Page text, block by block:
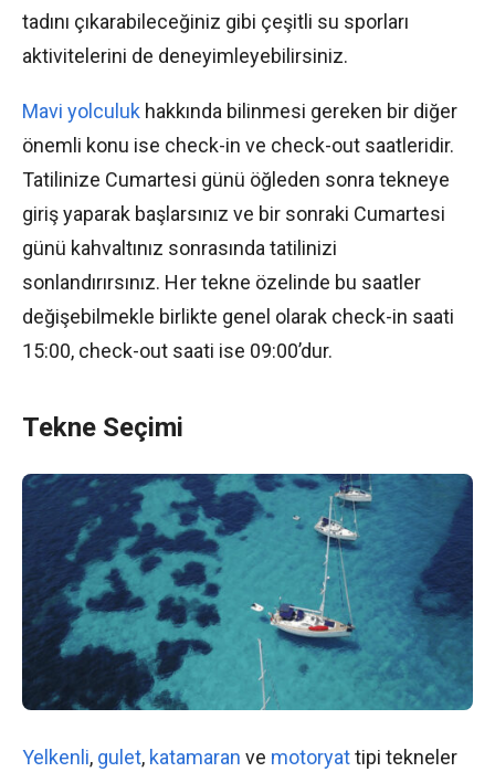
tadını çıkarabileceğiniz gibi çeşitli su sporları
aktivitelerini de deneyimleyebilirsiniz.
Mavi yolculuk hakkında bilinmesi gereken bir diğer
önemli konu ise check-in ve check-out saatleridir.
Tatilinize Cumartesi günü öğleden sonra tekneye
giriş yaparak başlarsınız ve bir sonraki Cumartesi
günü kahvaltınız sonrasında tatilinizi
sonlandırırsınız. Her tekne özelinde bu saatler
değişebilmekle birlikte genel olarak check-in saati
15:00, check-out saati ise 09:00’dur.
Tekne Seçimi
Yelkenli, gulet, katamaran ve motoryattipi tekneler